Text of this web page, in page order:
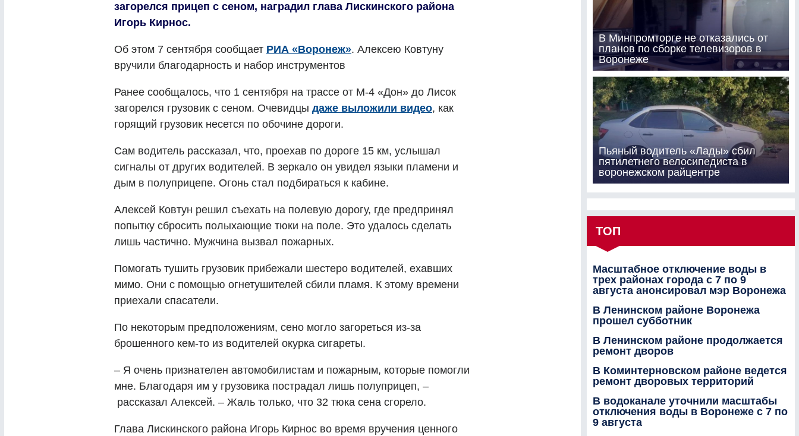
загорелся прицеп с сеном, наградил глава Лискинского района
Игорь Кирнос.
Об этом 7 сентября сообщает РИА «Воронеж». Алексею Ковтуну
вручили благодарность и набор инструментов
Ранее сообщалось, что 1 сентября на трассе от М-4 «Дон» до Лисок
загорелся грузовик с сеном. Очевидцы даже выложили видео, как
горящий грузовик несется по обочине дороги.
Сам водитель рассказал, что, проехав по дороге 15 км, услышал
сигналы от других водителей. В зеркало он увидел языки пламени и
дым в полуприцепе. Огонь стал подбираться к кабине.
Алексей Ковтун решил съехать на полевую дорогу, где предпринял
попытку сбросить полыхающие тюки на поле. Это удалось сделать
лишь частично. Мужчина вызвал пожарных.
Помогать тушить грузовик прибежали шестеро водителей, ехавших
мимо. Они с помощью огнетушителей сбили пламя. К этому времени
приехали спасатели.
По некоторым предположениям, сено могло загореться из-за
брошенного кем-то из водителей окурка сигареты.
– Я очень признателен автомобилистам и пожарным, которые помогли
мне. Благодаря им у грузовика пострадал лишь полуприцеп, –
рассказал Алексей. – Жаль только, что 32 тюка сена сгорело.
Глава Лискинского района Игорь Кирнос во время вручения ценного
В Минпромторге не отказались от
планов по сборке телевизоров в
Воронеже
Пьяный водитель «Лады» сбил
пятилетнего велосипедиста в
воронежском райцентре
ТОП
Масштабное отключение воды в
трех районах города с 7 по 9
августа анонсировал мэр Воронежа
В Ленинском районе Воронежа
прошел субботник
В Ленинском районе продолжается
ремонт дворов
В Коминтерновском районе ведется
ремонт дворовых территорий
В водоканале уточнили масштабы
отключения воды в Воронеже с 7 по
9 августа